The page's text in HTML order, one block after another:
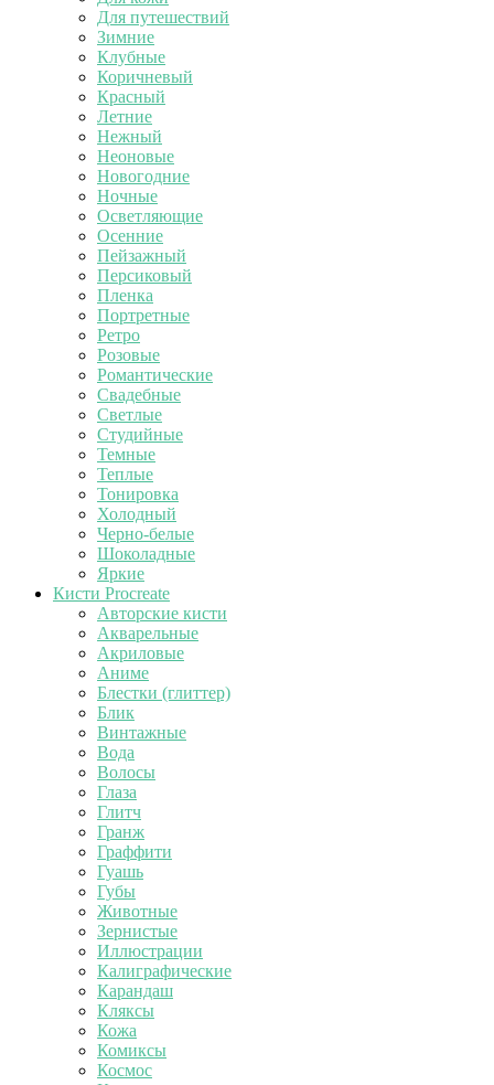
Для путешествий
Зимние
Клубные
Коричневый
Красный
Летние
Нежный
Неоновые
Новогодние
Ночные
Осветляющие
Осенние
Пейзажный
Персиковый
Пленка
Портретные
Ретро
Розовые
Романтические
Свадебные
Светлые
Студийные
Темные
Теплые
Тонировка
Холодный
Черно-белые
Шоколадные
Яркие
Кисти Procreate
Авторские кисти
Акварельные
Акриловые
Аниме
Блестки (глиттер)
Блик
Винтажные
Вода
Волосы
Глаза
Глитч
Гранж
Граффити
Гуашь
Губы
Животные
Зернистые
Иллюстрации
Калиграфические
Карандаш
Кляксы
Кожа
Комиксы
Космос